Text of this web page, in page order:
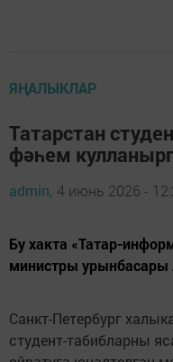
ЯҢАЛЫКЛАР
Татарстан
фәһем
admin, 4 июнь 2026 -
Бу хакта «Татар-
министры урынбасары
Санкт-Петербург
студент-табибларны